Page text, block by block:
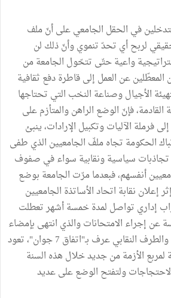
في الحقل الجامعي على أنّ ملف
لربح أي تحدّ تنموي وأنّ ذلك لن
واعية حتّى تتحّول الجامعة من
عن العمل إلى قاطرة دفع ثقافية
الأجيال وصناعة النخب التي تحتاجها
فإنّ الوضع الراهن والمتأزم على
فرملة الآليات وتكبيل الإرادات، ينبئ
الحكومة تجاه ملفّ الجامعيين الذي طفى
سياسية ونقابية سواء في صفوف
أنفسهم، فبعدما مرّت الجامعة بوضع
إعلان نقابة اتحاد الأساتذة الجامعيين
إداري تواصل لمدة خمسة أشهر تعطلت
عن إجراء الامتحانات والذي انتهى بإمضاء
اتفاق بين الطرف الوزاري والطرف النقابي عرف بـ"اتفاق 7 جوان"، تعود
لمربع الأزمة من جديد خلال هذه السنة
ولتفتح الوضع على عديد